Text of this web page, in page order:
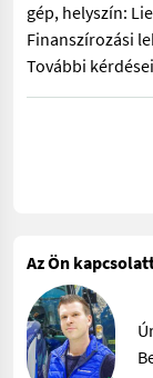
gép, helyszín:
Finanszírozási
További
Krone AX 280
Az Ön